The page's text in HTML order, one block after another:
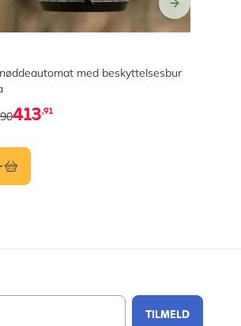
med beskyttelsesbur
413,91
TILMELD